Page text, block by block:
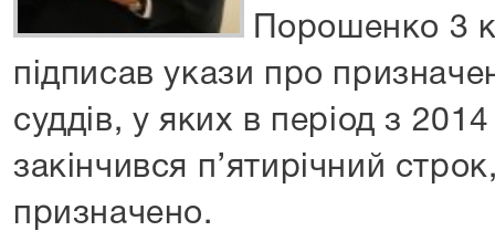
Порошенко 3
підписав укази про
суддів, у яких в період з
закінчився п’ятирічний
призначено.